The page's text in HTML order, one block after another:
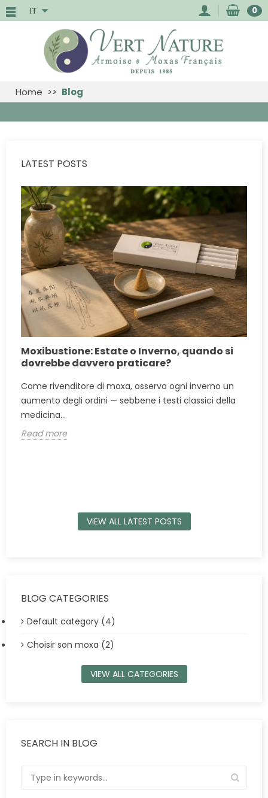
IT 0
Home Blog
LATEST POSTS
Moxibustione: Estate o Inverno, quando si
dovrebbe davvero praticare?
Come rivenditore di moxa, osservo ogni inverno un
aumento degli ordini — sebbene i testi classici della
medicina...
Read more
VIEW ALL LATEST POSTS
BLOG CATEGORIES
Default category (4)
Choisir son moxa (2)
VIEW ALL CATEGORIES
SEARCH IN BLOG